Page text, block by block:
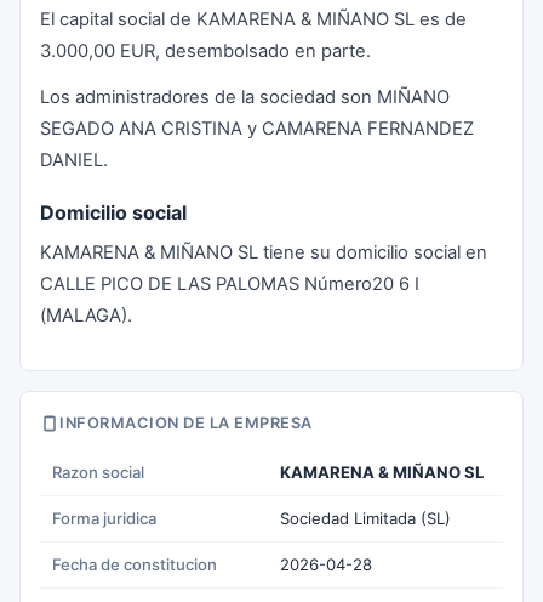
El capital social de KAMARENA & MIÑANO SL es de
3.000,00 EUR, desembolsado en parte.
Los administradores de la sociedad son MIÑANO
SEGADO ANA CRISTINA y CAMARENA FERNANDEZ
DANIEL.
Domicilio social
KAMARENA & MIÑANO SL tiene su domicilio social en
CALLE PICO DE LAS PALOMAS Número20 6 I
(MALAGA).
INFORMACION DE LA EMPRESA
Razon social KAMARENA & MIÑANO SL
Forma juridica Sociedad Limitada (SL)
Fecha de constitucion 2026-04-28